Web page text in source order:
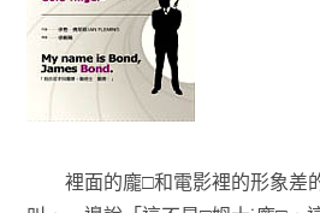
裡面的龐□和電影裡的形象差